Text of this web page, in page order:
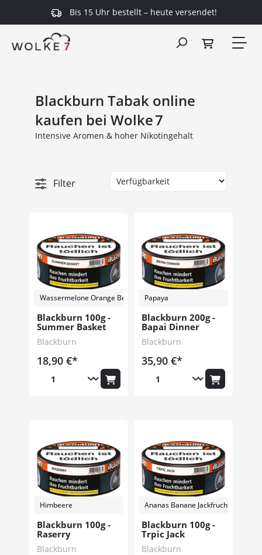
springen Bis 15 Uhr bestellt – heute versendet!
Blackburn Tabak online
kaufen bei Wolke 7
Intensive Aromen & hoher Nikotingehalt
Filter
Wassermelone Orange Beerenmix
Blackburn 100g -
Summer Basket
Blackburn
18,90 €*
Papaya
Blackburn 200g -
Bapai Dinner
Blackburn
35,90 €*
Himbeere
Blackburn 100g -
Raserry
Blackburn
Ananas Banane Jackfrucht
Blackburn 100g -
Trpic Jack
Blackburn